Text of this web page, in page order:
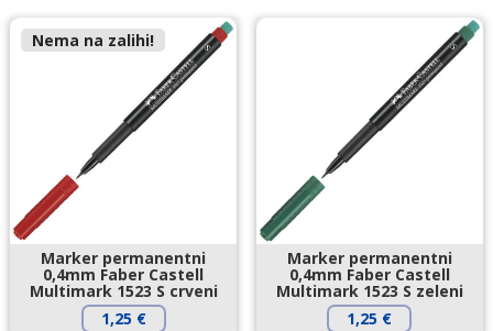
Nema na zalihi!
Marker permanentni
0,4mm Faber Castell
Multimark 1523 S crveni
1,25 €
Marker permanentni
0,4mm Faber Castell
Multimark 1523 S zeleni
1,25 €